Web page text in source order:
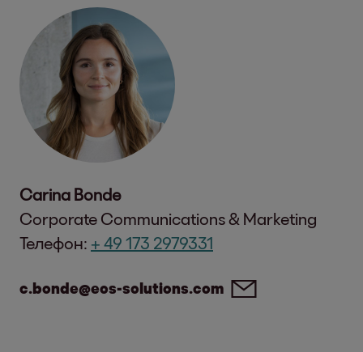
Carina Bonde
Corporate Communications & Marketing
Телефон: + 49 173 2979331
c.bonde@eos-solutions.com